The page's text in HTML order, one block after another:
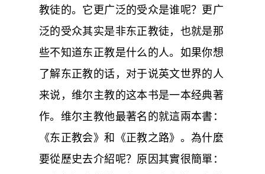
教徒的。它更广泛的受众是谁呢？更广
泛的受众其实是非东正教徒，也就是那
些不知道东正教是什么的人。如果你想
了解东正教的话，对于说英文世界的人
来说，维尔主教的这本书是一本经典著
作。维尔主教他最著名的就這兩本書：
《东正教会》和《正教之路》。為什麼
要從歷史去介紹呢？原因其實很簡單：